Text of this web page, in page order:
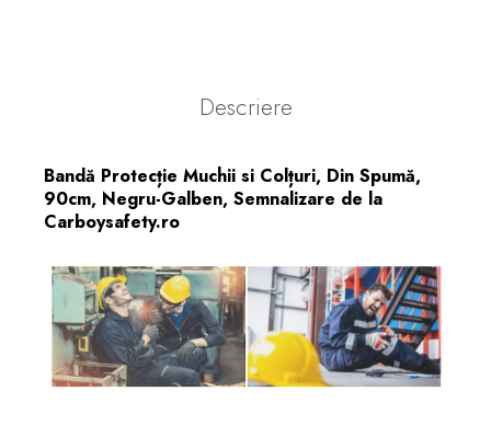
Descriere
Bandă Protecție Muchii si Colțuri, Din Spumă,
90cm, Negru-Galben, Semnalizare de la
Carboysafety.ro